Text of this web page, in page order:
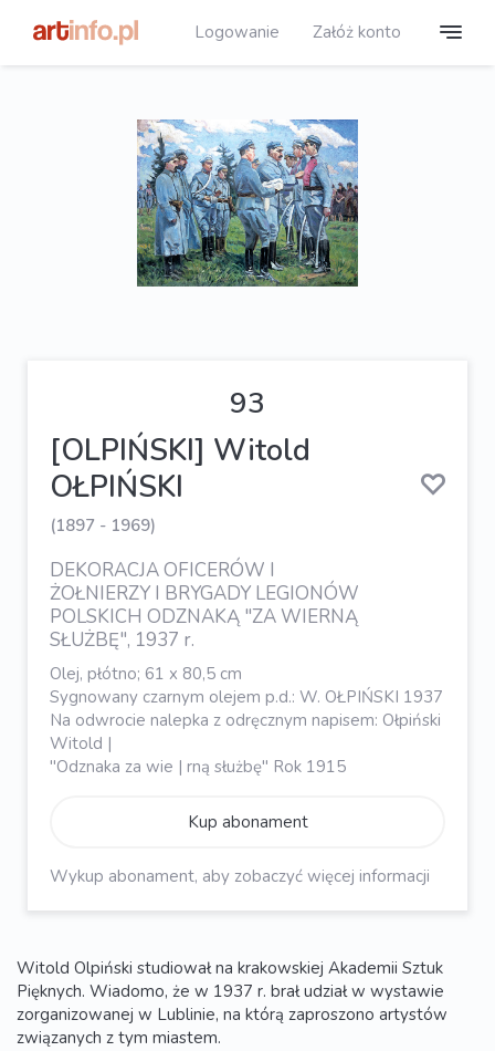
Logowanie Załóż konto
93
[OLPIŃSKI] Witold
OŁPIŃSKI
(1897 - 1969)
DEKORACJA OFICERÓW I
ŻOŁNIERZY I BRYGADY LEGIONÓW
POLSKICH ODZNAKĄ "ZA WIERNĄ
SŁUŻBĘ", 1937 r.
Olej, płótno; 61 x 80,5 cm
Sygnowany czarnym olejem p.d.: W. OŁPIŃSKI 1937
Na odwrocie nalepka z odręcznym napisem: Ołpiński
Witold |
"Odznaka za wie | rną służbę" Rok 1915
Kup abonament
Wykup abonament, aby zobaczyć więcej informacji
Witold Olpiński studiował na krakowskiej Akademii Sztuk
Pięknych. Wiadomo, że w 1937 r. brał udział w wystawie
zorganizowanej w Lublinie, na którą zaproszono artystów
związanych z tym miastem.